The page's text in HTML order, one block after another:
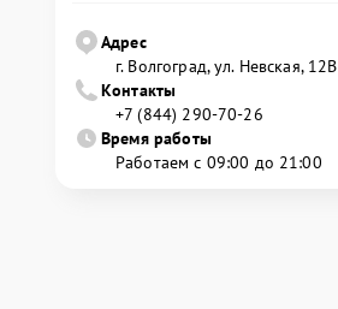
Адрес
г. Волгоград, ул. Невская, 12В
Контакты
+7 (844) 290-70-26
Время работы
Работаем с 09:00 до 21:00